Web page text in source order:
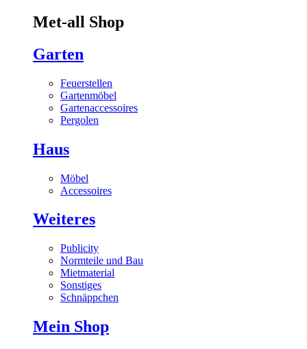
Met-all Shop
Garten
Feuerstellen
Gartenmöbel
Gartenaccessoires
Pergolen
Haus
Möbel
Accessoires
Weiteres
Publicity
Normteile und Bau
Mietmaterial
Sonstiges
Schnäppchen
Mein Shop